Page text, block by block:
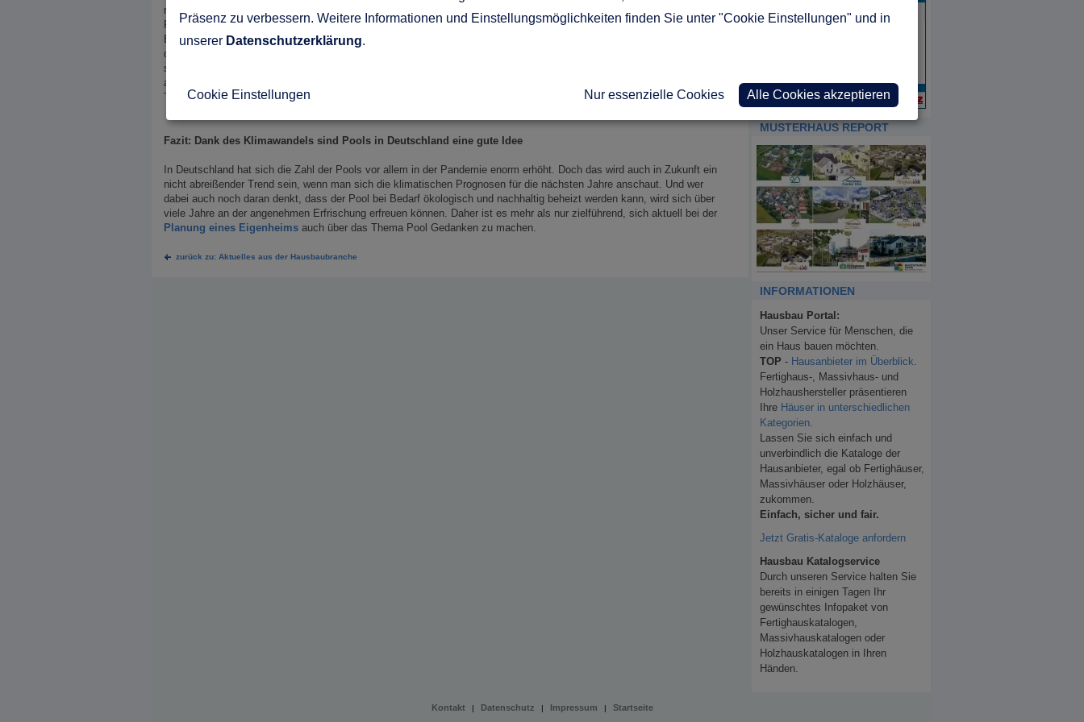
nach Möglichkeit den Pool so planen, dass keine größeren Bäume über den Pool ragen. Falls dies aufgrund des
Platzes nicht möglich ist, sollten Sie einen Pool mit Abdeckung planen. Diese Abdeckung verhindert zwar nicht, dass
Blätter und Ähnliches ins Wasser fallen, solange Sie im Pool sind, doch die Stärke der gesamten Verschmutzung wird
deutlich gesenkt. Eine gute Vorausplanung kann Ihnen dabei helfen, länger Freude an Ihrem Pool zu haben. Zudem
sollten Sie immer überlegen, wie die Sonne auf Ihrem Grundstück wandert und wie viel Sonne der Pool insgesamt
abbekommt. Je länger der Pool im Schatten liegt, umso sinnvoller ist auch im Sommer eine Poolheizung, um die
Temperatur konstant und angenehm zu halten.
Fazit: Dank des Klimawandels sind Pools in Deutschland eine gute Idee
In Deutschland hat sich die Zahl der Pools vor allem in der Pandemie enorm erhöht. Doch das wird auch in Zukunft ein
nicht abreißender Trend sein, wenn man sich die klimatischen Prognosen für die nächsten Jahre anschaut. Und wer
dabei auch noch daran denkt, dass der Pool bei Bedarf ökologisch und nachhaltig beheizt werden kann, wird sich über
viele Jahre an der angenehmen Erfrischung erfreuen können. Daher ist es mehr als nur zielführend, sich aktuell bei der
Planung eines Eigenheims auch über das Thema Pool Gedanken zu machen.
zurück zu: Aktuelles aus der Hausbaubranche
MUSTERHAUS REPORT
INFORMATIONEN
Hausbau Portal:
Unser Service für Menschen, die
ein Haus bauen möchten.
TOP - Hausanbieter im Überblick
Fertighaus-, Massivhaus- und
Holzhaushersteller präsentieren
Ihre Häuser in unterschiedlichen
Kategorien
Lassen Sie sich einfach und
unverbindlich die Kataloge der
Hausanbieter, egal ob Fertighäuser,
Massivhäuser oder Holzhäuser,
zukommen.
Einfach, sicher und fair.
Jetzt Gratis-Kataloge anfordern
Hausbau Katalogservice
Durch unseren Service halten Sie
bereits in einigen Tagen Ihr
gewünschtes Infopaket von
Fertighauskatalogen,
Massivhauskatalogen oder
Holzhauskatalogen in Ihren
Händen.
Kontakt | Datenschutz | Impressum | Startseite
Präsenz zu verbessern. Weitere Informationen und Einstellungsmöglichkeiten finden Sie unter "Cookie Einstellungen" und in
unserer Datenschutzerklärung.
Cookie Einstellungen Nur essenzielle Cookies Alle Cookies akzeptieren